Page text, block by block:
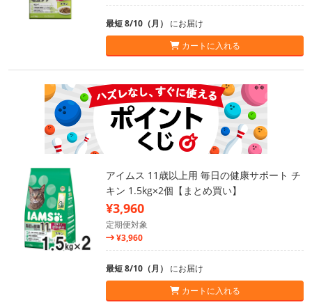
最短 8/10（月） にお届け
カートに入れる
アイムス 11歳以上用 毎日の健康サポート チ
キン 1.5kg×2個【まとめ買い】
¥3,960
定期便対象
¥3,960
最短 8/10（月） にお届け
カートに入れる